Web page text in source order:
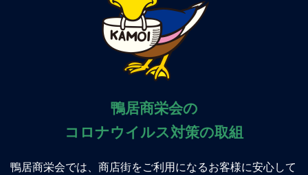
鴨居商栄会の
コロナウイルス対策の取組
鴨居商栄会では、商店街をご利用になるお客様に安心して